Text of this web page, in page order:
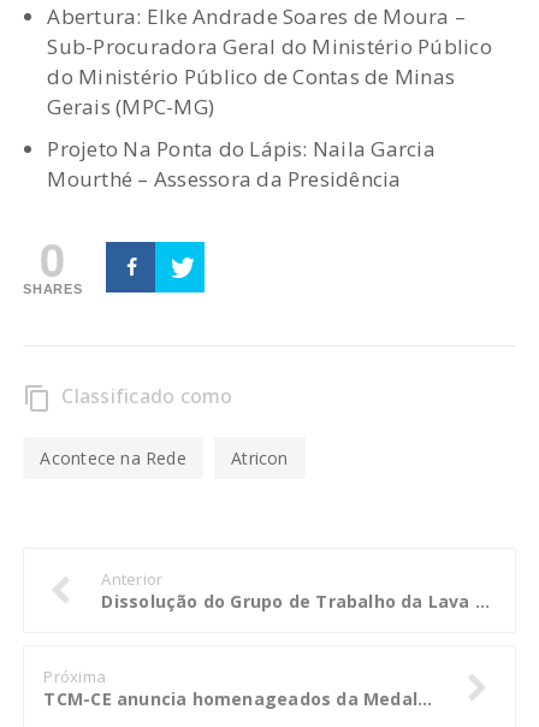
Abertura: Elke Andrade Soares de Moura –
Sub-Procuradora Geral do Ministério Público
do Ministério Público de Contas de Minas
Gerais (MPC-MG)
Projeto Na Ponta do Lápis: Naila Garcia
Mourthé – Assessora da Presidência
0
SHARES
content_copy Classificado como
Acontece na Rede Atricon
Anterior
Dissolução do Grupo de Trabalho da Lava Jato na Polícia Federal prejudica as investigações, afirmam procuradores
Próxima
TCM-CE anuncia homenageados da Medalha Raul Barbosa